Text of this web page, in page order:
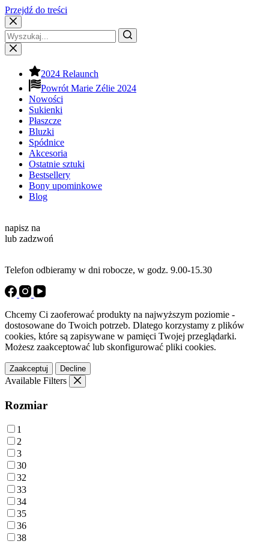
Przejdź do treści
2024 Relaunch
Powrót Marie Zélie 2024
Nowości
Sukienki
Płaszcze
Bluzki
Spódnice
Akcesoria
Ostatnie sztuki
Bestsellery
Bony upominkowe
Blog
napisz na
lub zadzwoń
Telefon odbieramy w dni robocze, w godz. 9.00-15.30
Chcemy Ci zaoferować produkty na najwyższym poziomie -
dostosowane do Twoich potrzeb. Dlatego korzystamy z plików
cookies, które są zapisywane w pamięci Twojej przeglądarki.
Możesz zaakceptować lub skonfigurować pliki cookies.
Zaakceptuj Decline
Available Filters
Rozmiar
1
2
3
30
32
33
34
35
36
38